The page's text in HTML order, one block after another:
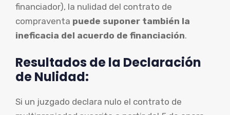
financiador), la nulidad del contrato de
compraventa puede suponer también la
ineficacia del acuerdo de financiación.
Resultados de la Declaración
de Nulidad:
Si un juzgado declara nulo el contrato de